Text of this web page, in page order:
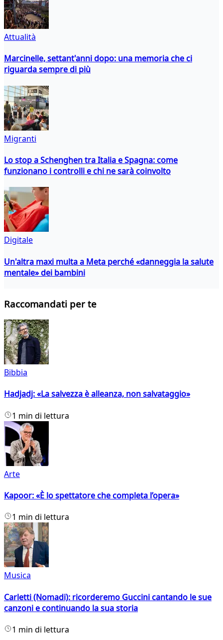
Attualità
Marcinelle, settant'anni dopo: una memoria che ci
riguarda sempre di più
Migranti
Lo stop a Schenghen tra Italia e Spagna: come
funzionano i controlli e chi ne sarà coinvolto
Digitale
Un'altra maxi multa a Meta perché «danneggia la salute
mentale» dei bambini
Raccomandati per te
Bibbia
Hadjadj: «La salvezza è alleanza, non salvataggio»
1 min di lettura
Arte
Kapoor: «È lo spettatore che completa l’opera»
1 min di lettura
Musica
Carletti (Nomadi): ricorderemo Guccini cantando le sue
canzoni e continuando la sua storia
1 min di lettura